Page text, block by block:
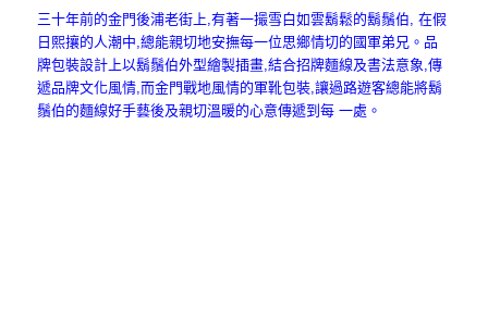
三十年前的金門後浦老街上,有著一撮雪白如雲鬍鬆的鬍鬚伯, 在假
日熙攘的人潮中,總能親切地安撫每一位思鄉情切的國軍弟兄。品
牌包裝設計上以鬍鬚伯外型繪製插畫,結合招牌麵線及書法意象,傳
遞品牌文化風情,而金門戰地風情的軍靴包裝,讓過路遊客總能將鬍
鬚伯的麵線好手藝後及親切溫暖的心意傳遞到每 一處。